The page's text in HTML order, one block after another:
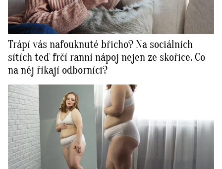
Trápí vás nafouknuté břicho? Na sociálních
sítích teď frčí ranní nápoj nejen ze skořice. Co
na něj říkají odborníci?